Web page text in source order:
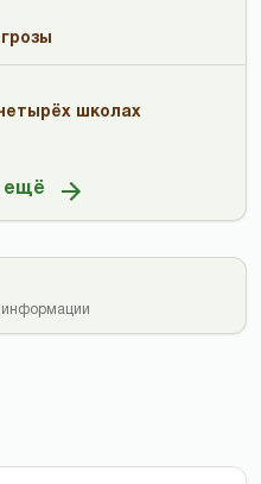
школах
ещё
информации